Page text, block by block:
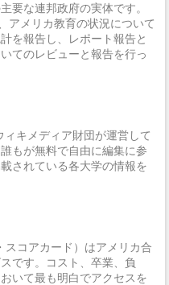
要な連邦政府の実体です。
アメリカ教育の状況について
を報告し、レポート報告と
てのレビューと報告を行っ
キメディア財団が運営して
もが無料で自由に編集に参
されている各大学の情報を
コアカード）はアメリカ合
です。コスト、卒業、負
いて最も明白でアクセスを